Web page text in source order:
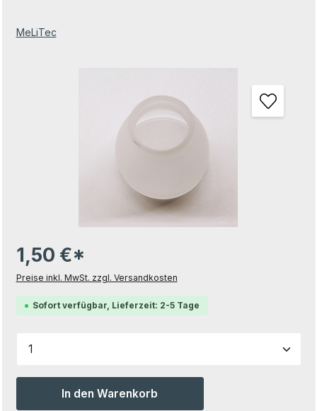
MeLiTec
1,50 €*
Preise inkl. MwSt. zzgl. Versandkosten
Sofort verfügbar, Lieferzeit: 2-5 Tage
Produkt Anzahl: Gib den gewünschten Wert ein
In den Warenkorb